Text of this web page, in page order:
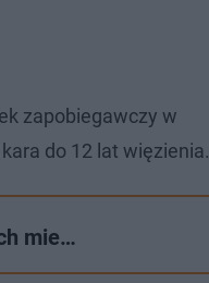
zapobiegawczy w
do 12 lat więzienia.
mie…